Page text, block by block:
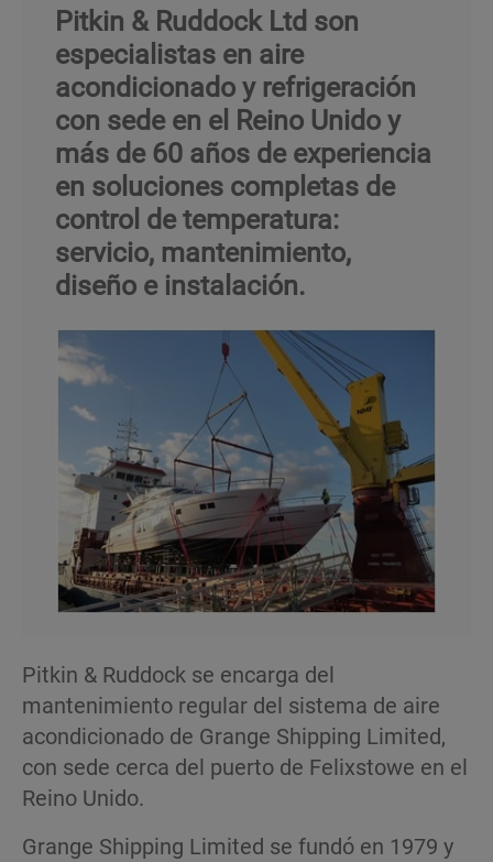
Pitkin & Ruddock Ltd son
especialistas en aire
acondicionado y refrigeración
con sede en el Reino Unido y
más de 60 años de experiencia
en soluciones completas de
control de temperatura:
servicio, mantenimiento,
diseño e instalación.
Pitkin & Ruddock se encarga del
mantenimiento regular del sistema de aire
acondicionado de Grange Shipping Limited,
con sede cerca del puerto de Felixstowe en el
Reino Unido.
Grange Shipping Limited se fundó en 1979 y